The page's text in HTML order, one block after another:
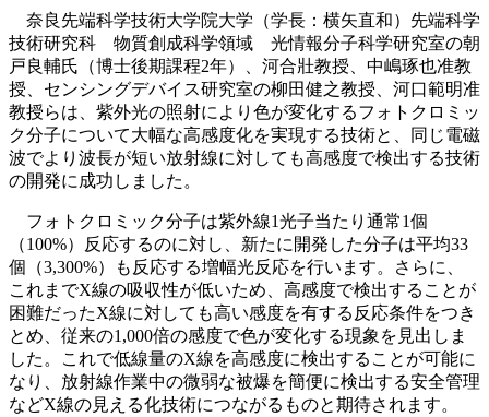
奈良先端科学技術大学院大学（学長：横矢直和）先端科学
技術研究科 物質創成科学領域 光情報分子科学研究室の朝
戸良輔氏（博士後期課程2年）、河合壯教授、中嶋琢也准教
授、センシングデバイス研究室の柳田健之教授、河口範明准
教授らは、紫外光の照射により色が変化するフォトクロミッ
ク分子について大幅な高感度化を実現する技術と、同じ電磁
波でより波長が短い放射線に対しても高感度で検出する技術
の開発に成功しました。
フォトクロミック分子は紫外線1光子当たり通常1個
（100%）反応するのに対し、新たに開発した分子は平均33
個（3,300%）も反応する増幅光反応を行います。さらに、
これまでX線の吸収性が低いため、高感度で検出することが
困難だったX線に対しても高い感度を有する反応条件をつき
とめ、従来の1,000倍の感度で色が変化する現象を見出しま
した。これで低線量のX線を高感度に検出することが可能に
なり、放射線作業中の微弱な被爆を簡便に検出する安全管理
などX線の見える化技術につながるものと期待されます。